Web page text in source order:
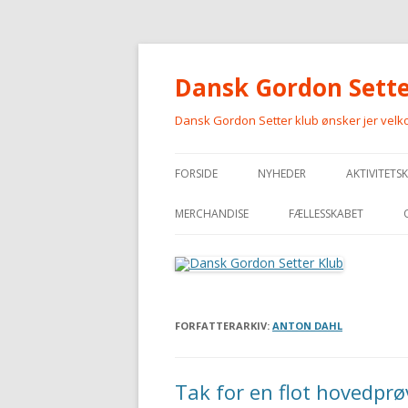
Dansk Gordon
Dansk Gordon Setter klub ønsker jer
FORSIDE NYHEDER
MERCHANDISE FÆLLESSKABET
FORFATTERARKIV: ANTON DAHL
Tak for en flot